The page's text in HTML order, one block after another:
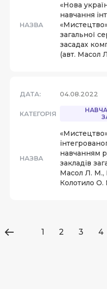
НАЗВА
«Нова
навчання
загальної
засадах
(авт. Масол
ДАТА: 04.08.2022
КАТЕГОРІЯ
НАЗВА
навчанням
закладів
Масол Л. М.,
Колотило О.
1 2 3 4